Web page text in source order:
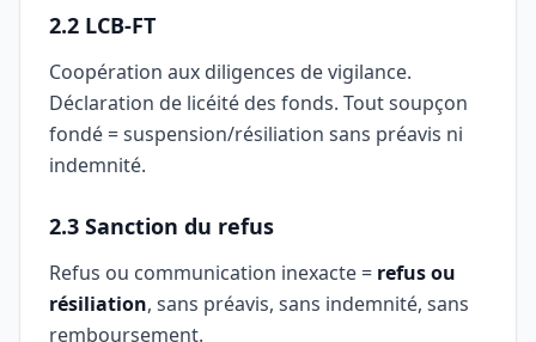
2.2 LCB-FT
Coopération aux diligences de vigilance.
Déclaration de licéité des fonds. Tout soupçon
fondé = suspension/résiliation sans préavis ni
indemnité.
2.3 Sanction du refus
Refus ou communication inexacte = refus ou
résiliation, sans préavis, sans indemnité, sans
remboursement.